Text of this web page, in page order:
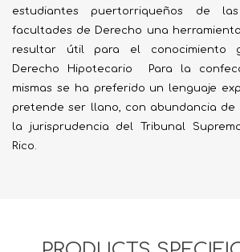
estudiantes puertorriqueños de
facultades de Derecho una
resultar útil para el conocimiento
Derecho Hipotecario Para la
mismas se ha preferido un lenguaje
pretende ser llano, con abundancia de
la jurisprudencia del Tribunal
Rico.